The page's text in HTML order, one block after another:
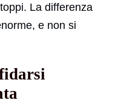
La differenza
e non si